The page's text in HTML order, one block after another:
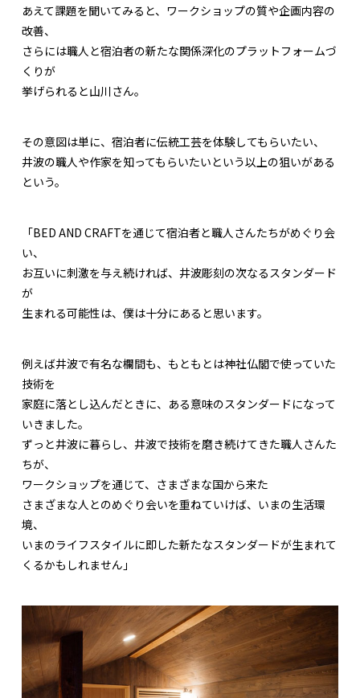
あえて課題を聞いてみると、ワークショップの質や企画内容の
改善、
さらには職人と宿泊者の新たな関係深化のプラットフォームづ
くりが
挙げられると山川さん。
その意図は単に、宿泊者に伝統工芸を体験してもらいたい、
井波の職人や作家を知ってもらいたいという以上の狙いがある
という。
「BED AND CRAFTを通じて宿泊者と職人さんたちがめぐり会
い、
お互いに刺激を与え続ければ、井波彫刻の次なるスタンダード
が
生まれる可能性は、僕は十分にあると思います。
例えば井波で有名な欄間も、もともとは神社仏閣で使っていた
技術を
家庭に落とし込んだときに、ある意味のスタンダードになって
いきました。
ずっと井波に暮らし、井波で技術を磨き続けてきた職人さんた
ちが、
ワークショップを通じて、さまざまな国から来た
さまざまな人とのめぐり会いを重ねていけば、いまの生活環
境、
いまのライフスタイルに即した新たなスタンダードが生まれて
くるかもしれません」